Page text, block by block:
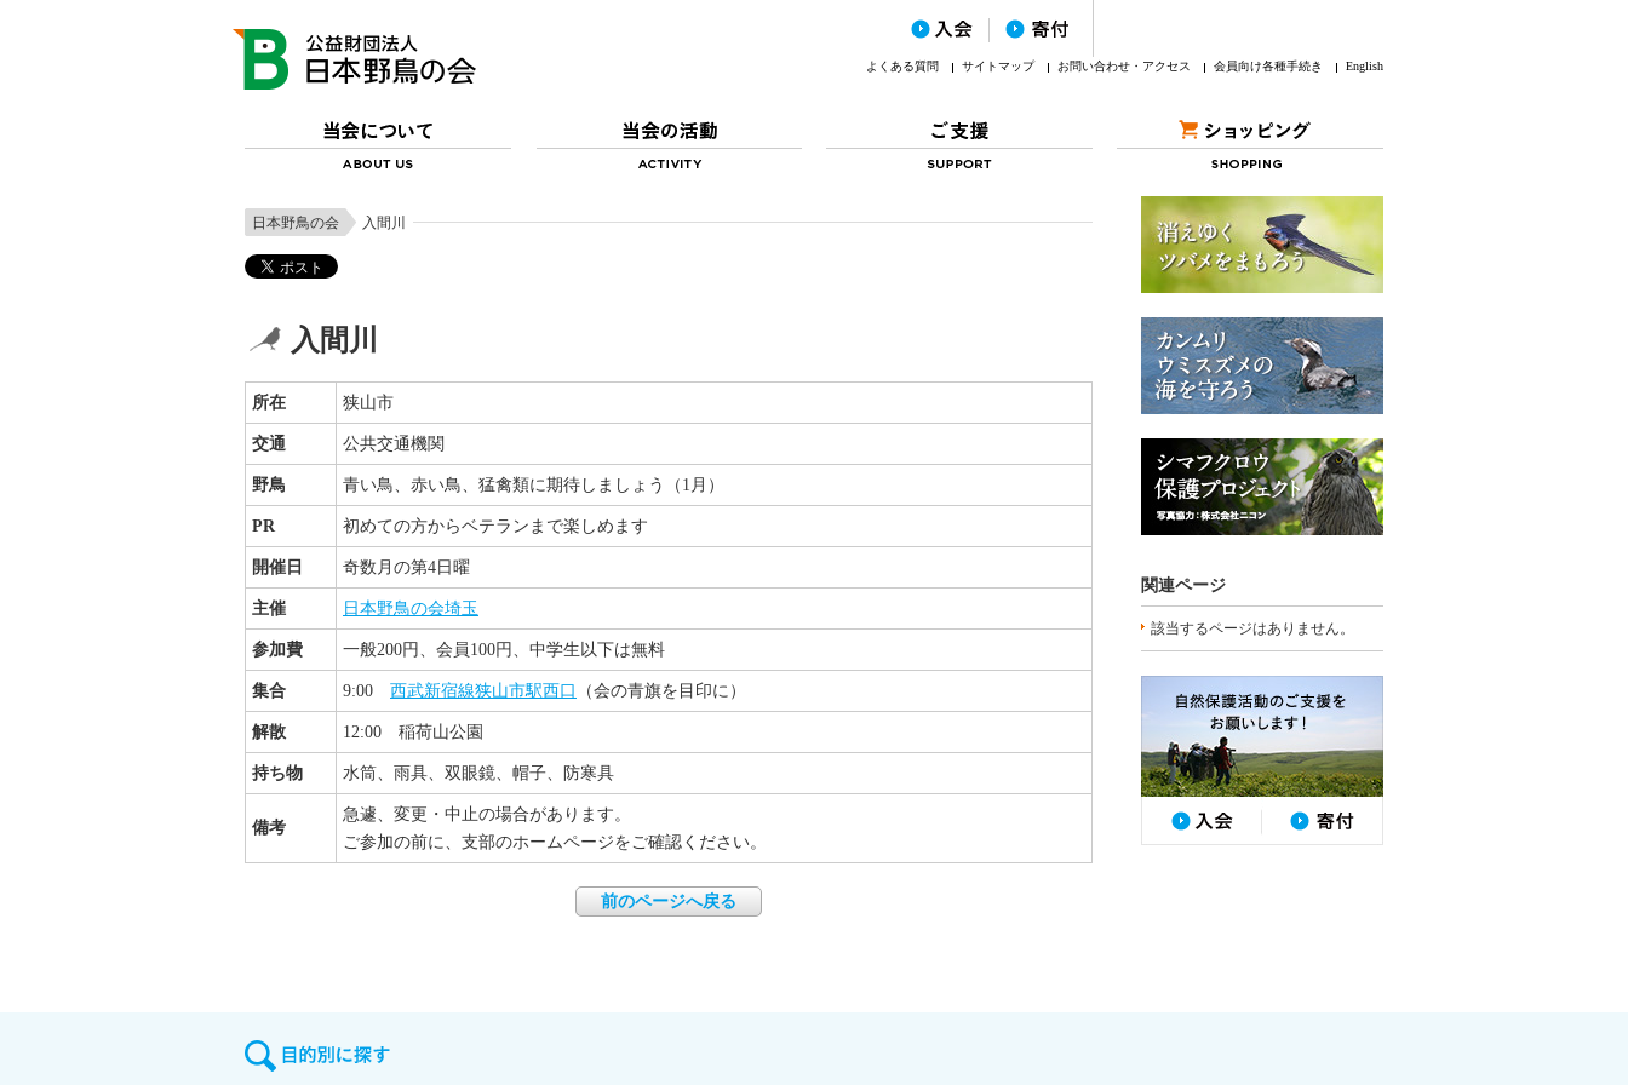
よくある質問 サイトマップ お問い合わせ・アクセス 会員向け各種手続き English
日本野鳥の会 入間川
入間川
所在 狭山市
交通 公共交通機関
野鳥 青い鳥、赤い鳥、猛禽類に期待しましょう（1月）
PR 初めての方からベテランまで楽しめます
開催日 奇数月の第4日曜
主催 日本野鳥の会埼玉
参加費 一般200円、会員100円、中学生以下は無料
集合 9:00 西武新宿線狭山市駅西口 （会の青旗を目印に）
解散 12:00 稲荷山公園
持ち物 水筒、雨具、双眼鏡、帽子、防寒具
備考
急遽、変更・中止の場合があります。
ご参加の前に、支部のホームページをご確認ください。
前のページへ戻る
関連ページ
該当するページはありません。